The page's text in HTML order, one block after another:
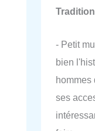
Tradition
- Petit
bien
hommes
ses